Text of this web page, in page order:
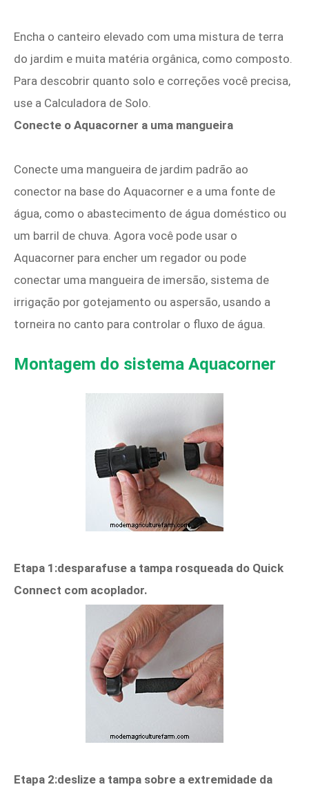
Encha o canteiro elevado com uma mistura de terra
do jardim e muita matéria orgânica, como composto.
Para descobrir quanto solo e correções você precisa,
use a Calculadora de Solo.
Conecte o Aquacorner a uma mangueira
Conecte uma mangueira de jardim padrão ao
conector na base do Aquacorner e a uma fonte de
água, como o abastecimento de água doméstico ou
um barril de chuva. Agora você pode usar o
Aquacorner para encher um regador ou pode
conectar uma mangueira de imersão, sistema de
irrigação por gotejamento ou aspersão, usando a
torneira no canto para controlar o fluxo de água.
Montagem do sistema Aquacorner
Etapa 1:desparafuse a tampa rosqueada do Quick
Connect com acoplador.
Etapa 2:deslize a tampa sobre a extremidade da